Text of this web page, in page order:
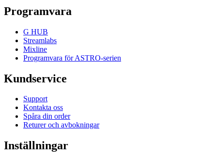
Programvara
G HUB
Streamlabs
Mixline
Programvara för ASTRO-serien
Kundservice
Support
Kontakta oss
Spåra din order
Returer och avbokningar
Inställningar